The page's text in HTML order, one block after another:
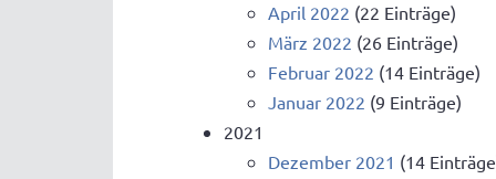
April 2022 (22 Einträge)
März 2022 (26 Einträge)
Februar 2022 (14 Einträge)
Januar 2022 (9 Einträge)
2021
Dezember 2021 (14